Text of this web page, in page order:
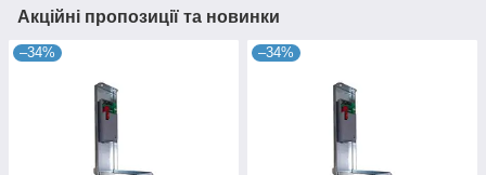
Акційні пропозиції та новинки
–34% –34%